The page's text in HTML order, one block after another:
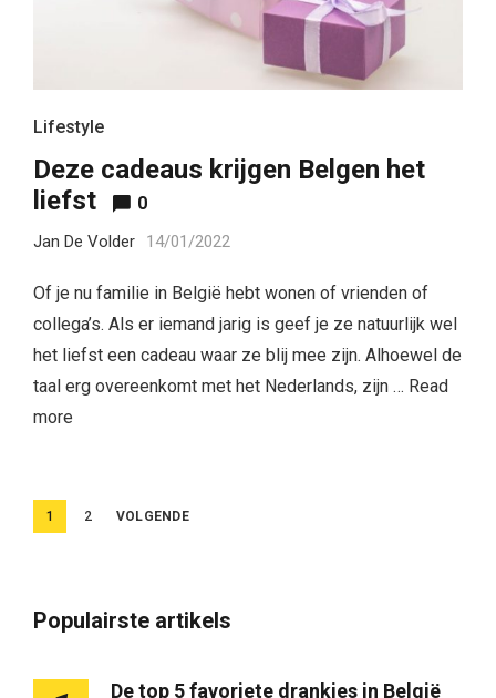
Lifestyle
Deze cadeaus krijgen Belgen het
liefst
0
Jan De Volder 14/01/2022
Of je nu familie in België hebt wonen of vrienden of
collega’s. Als er iemand jarig is geef je ze natuurlijk wel
het liefst een cadeau waar ze blij mee zijn. Alhoewel de
taal erg overeenkomt met het Nederlands, zijn … Read
more
B
i
h
1 2 VOLGENDE
Populairste artikels
De top 5 favoriete drankjes in België